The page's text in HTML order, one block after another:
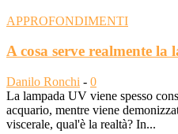
APPROFONDIMENTI
A cosa serve realmente
Danilo Ronchi - 0
La lampada UV viene spesso
acquario, mentre viene
viscerale, qual'è la realtà? In...